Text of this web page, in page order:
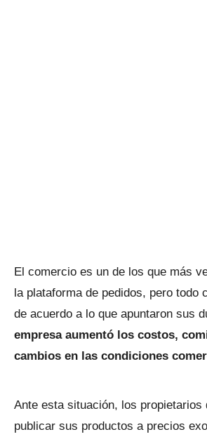
El comercio es un de los que más
la plataforma de pedidos, pero todo
de acuerdo a lo que apuntaron sus
empresa aumentó los costos,
cambios en las condiciones
Ante esta situación, los propietarios
publicar sus productos a precios